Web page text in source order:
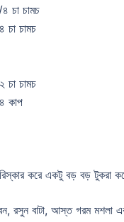
চা চামচ
চা চামচ
চা চামচ
কাপ
করে একটু বড় বড় টুকরা
রসুন বাটা, আস্ত গরম মশলা